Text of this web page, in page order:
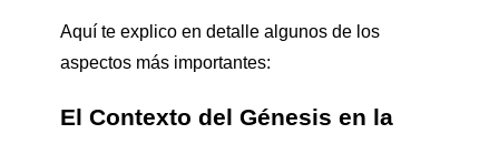
Aquí te explico en detalle algunos de los
aspectos más importantes:
El Contexto del Génesis en la